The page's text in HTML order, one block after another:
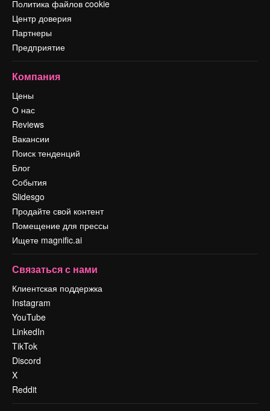
Политика файлов cookie
Центр доверия
Партнеры
Предприятие
Компания
Цены
О нас
Reviews
Вакансии
Поиск тенденций
Блог
События
Slidesgo
Продайте свой контент
Помещение для прессы
Ищете magnific.ai
Связаться с нами
Клиентская поддержка
Instagram
YouTube
LinkedIn
TikTok
Discord
X
Reddit